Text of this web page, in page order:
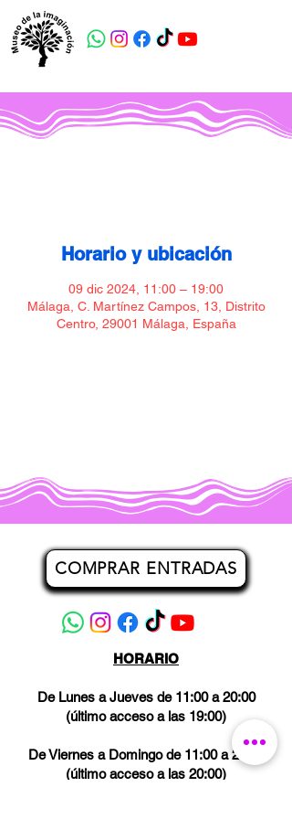
Horario y ubicación
09 dic 2024, 11:00 – 19:00
Málaga, C. Martínez Campos, 13, Distrito
Centro, 29001 Málaga, España
COMPRAR ENTRADAS
HORARIO
De Lunes a Jueves de 11:00 a 20:00
(último acceso a las 19:00)
De Viernes a Domingo de 11:00 a 21:00
(último acceso a las 20:00)